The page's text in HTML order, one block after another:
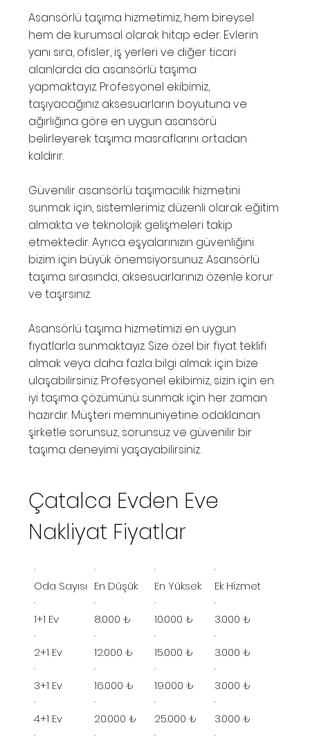
Asansörlü taşıma hizmetimiz, hem bireysel
hem de kurumsal olarak hitap eder. Evlerin
yanı sıra, ofisler, iş yerleri ve diğer ticari
alanlarda da asansörlü taşıma
yapmaktayız. Profesyonel ekibimiz,
taşıyacağınız aksesuarların boyutuna ve
ağırlığına göre en uygun asansörü
belirleyerek taşıma masraflarını ortadan
kaldırır.
Güvenilir asansörlü taşımacılık hizmetini
sunmak için, sistemlerimiz düzenli olarak eğitim
almakta ve teknolojik gelişmeleri takip
etmektedir. Ayrıca eşyalarınızın güvenliğini
bizim için büyük önemsiyorsunuz. Asansörlü
taşıma sırasında, aksesuarlarınızı özenle korur
ve taşırsınız.
Asansörlü taşıma hizmetimizi en uygun
fiyatlarla sunmaktayız. Size özel bir fiyat teklifi
almak veya daha fazla bilgi almak için bize
ulaşabilirsiniz. Profesyonel ekibimiz, sizin için en
iyi taşıma çözümünü sunmak için her zaman
hazırdır. Müşteri memnuniyetine odaklanan
şirketle sorunsuz, sorunsuz ve güvenilir bir
taşıma deneyimi yaşayabilirsiniz.
Çatalca Evden Eve
Nakliyat Fiyatlar
Oda Sayısı En Düşük En Yüksek Ek Hizmet
1+1 Ev 8.000 ₺ 10.000 ₺ 3.000 ₺
2+1 Ev 12.000 ₺ 15.000 ₺ 3.000 ₺
3+1 Ev 16.000 ₺ 19.000 ₺ 3.000 ₺
4+1 Ev 20.000 ₺ 25.000 ₺ 3.000 ₺